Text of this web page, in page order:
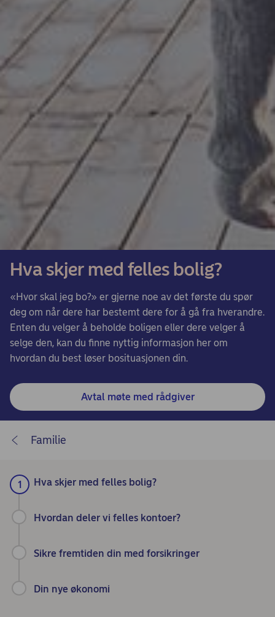
Hva skjer med felles bolig?
«Hvor skal jeg bo?» er gjerne noe av det første du spør
deg om når dere har bestemt dere for å gå fra hverandre.
Enten du velger å beholde boligen eller dere velger å
selge den, kan du finne nyttig informasjon her om
hvordan du best løser bosituasjonen din.​
Avtal møte med rådgiver
Familie
Hva skjer med felles bolig?
Hvordan deler vi felles kontoer?
Sikre fremtiden din med forsikringer
Din nye økonomi